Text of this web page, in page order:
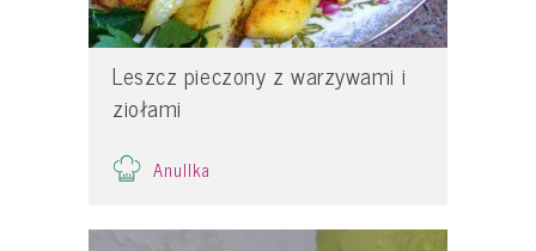
Leszcz pieczony z warzywami i
ziołami
Anullka